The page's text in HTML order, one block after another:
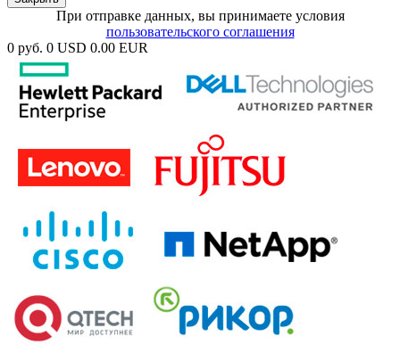
При отправке данных, вы принимаете условия
пользовательского соглашения
0 руб. 0 USD 0.00 EUR